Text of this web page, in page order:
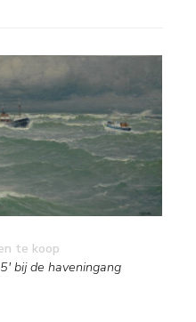
te koop
bij de haveningang